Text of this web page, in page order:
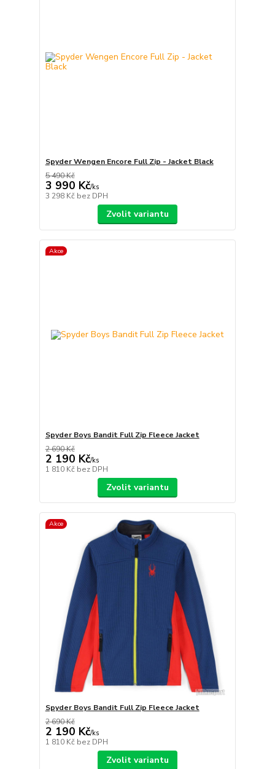
Spyder Wengen Encore Full Zip - Jacket Black
5 490 Kč
3 990 Kč/ks
3 298 Kč bez DPH
Zvolit variantu
Akce
Spyder Boys Bandit Full Zip Fleece Jacket
2 690 Kč
2 190 Kč/ks
1 810 Kč bez DPH
Zvolit variantu
Akce
Spyder Boys Bandit Full Zip Fleece Jacket
2 690 Kč
2 190 Kč/ks
1 810 Kč bez DPH
Zvolit variantu